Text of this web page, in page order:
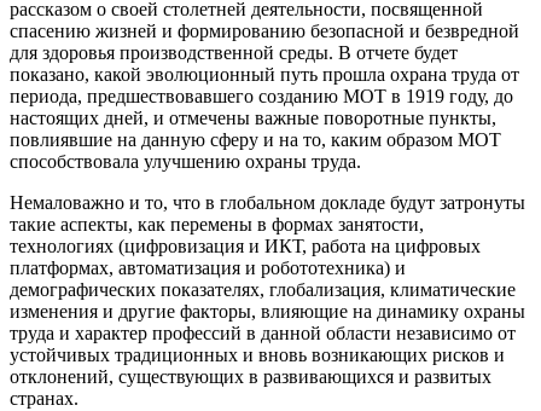
рассказом о своей столетней деятельности, посвященной
спасению жизней и формированию безопасной и безвредной
для здоровья производственной среды. В отчете будет
показано, какой эволюционный путь прошла охрана труда от
периода, предшествовавшего созданию МОТ в 1919 году, до
настоящих дней, и отмечены важные поворотные пункты,
повлиявшие на данную сферу и на то, каким образом МОТ
способствовала улучшению охраны труда.
Немаловажно и то, что в глобальном докладе будут затронуты
такие аспекты, как перемены в формах занятости,
технологиях (цифровизация и ИКТ, работа на цифровых
платформах, автоматизация и робототехника) и
демографических показателях, глобализация, климатические
изменения и другие факторы, влияющие на динамику охраны
труда и характер профессий в данной области независимо от
устойчивых традиционных и вновь возникающих рисков и
отклонений, существующих в развивающихся и развитых
странах.